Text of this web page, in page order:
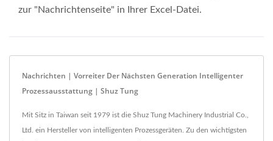
zur "Nachrichtenseite" in Ihrer Excel-Datei.
Nachrichten | Vorreiter Der Nächsten Generation Intelligenter
Prozessausstattung | Shuz Tung
Mit Sitz in Taiwan seit 1979 ist die Shuz Tung Machinery Industrial Co.,
Ltd. ein Hersteller von intelligenten Prozessgeräten. Zu den wichtigsten